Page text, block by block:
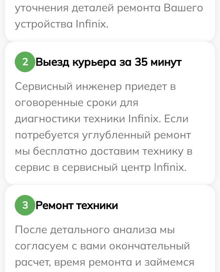
уточнения деталей ремонта Вашего
устройства Infinix.
2
Выезд курьера за 35 минут
Сервисный инженер приедет в
оговоренные сроки для
диагностики техники Infinix. Если
потребуется углубленный ремонт
мы бесплатно доставим технику в
сервис в сервисный центр Infinix.
3
Ремонт техники
После детального анализа мы
согласуем с вами окончательный
расчет, время ремонта и займемся